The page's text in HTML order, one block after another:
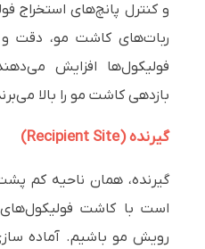
و کنترل پانچ‌های استخراج
ربات‌های کاشت مو، دقت و
فولیکول‌ها افزایش
بازدهی کاشت مو را بالا
گیرنده (Recipient Site)
گیرنده، همان ناحیه کم
است با کاشت
رویش مو باشیم. آماده